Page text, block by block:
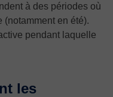
à des périodes où
(notamment en été).
pendant laquelle
les